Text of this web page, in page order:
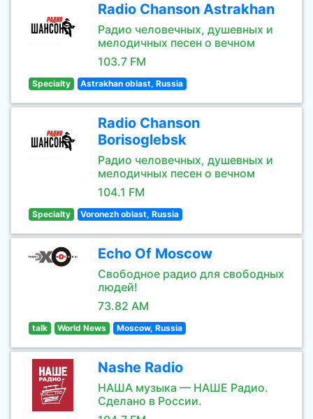
Radio Chanson Astrakhan
Радио человечных, душевных и
мелодичных песен о вечном
103.7 FM
Specialty Astrakhan oblast, Russia
Radio Chanson
Borisoglebsk
Радио человечных, душевных и
мелодичных песен о вечном
104.1 FM
Specialty Voronezh oblast, Russia
Echo Of Moscow
Свободное радио для свободных
людей!
73.82 AM
talk World News Moscow, Russia
Nashe Radio
НАША музыка — НАШЕ Радио.
Сделано в России.